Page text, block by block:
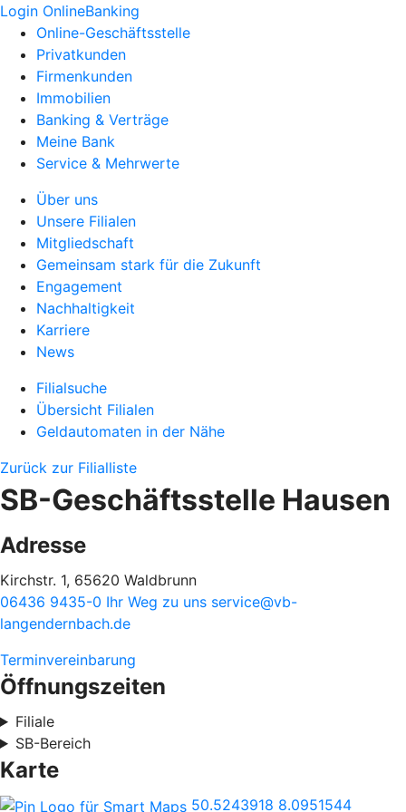
Login OnlineBanking
Online-Geschäftsstelle
Privatkunden
Firmenkunden
Immobilien
Banking & Verträge
Meine Bank
Service & Mehrwerte
Über uns
Unsere Filialen
Mitgliedschaft
Gemeinsam stark für die Zukunft
Engagement
Nachhaltigkeit
Karriere
News
Filialsuche
Übersicht Filialen
Geldautomaten in der Nähe
Zurück zur Filialliste
SB-Geschäftsstelle Hausen
Adresse
Kirchstr. 1, 65620 Waldbrunn
06436 9435-0 Ihr Weg zu uns service@vb-
langendernbach.de
Terminvereinbarung
Öffnungszeiten
Filiale
SB-Bereich
Karte
50.5243918 8.0951544